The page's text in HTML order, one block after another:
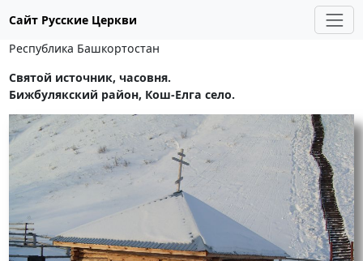
Сайт Русские Церкви
Республика Башкортостан
Святой источник, часовня.
Бижбулякский район, Кош-Елга село.